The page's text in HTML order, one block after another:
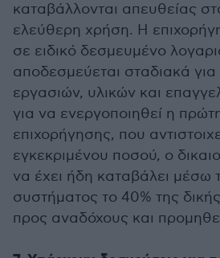
καταβάλλονται απευθείας
ελεύθερη χρήση. Η
σε ειδικό δεσμευμένο
αποδεσμεύεται σταδιακά
εργασιών, υλικών και
για να ενεργοποιηθεί η
επιχορήγησης, που
εγκεκριμένου ποσού, ο
να έχει ήδη καταβάλει μέσω
συστήματος το 40% της
προς αναδόχους και